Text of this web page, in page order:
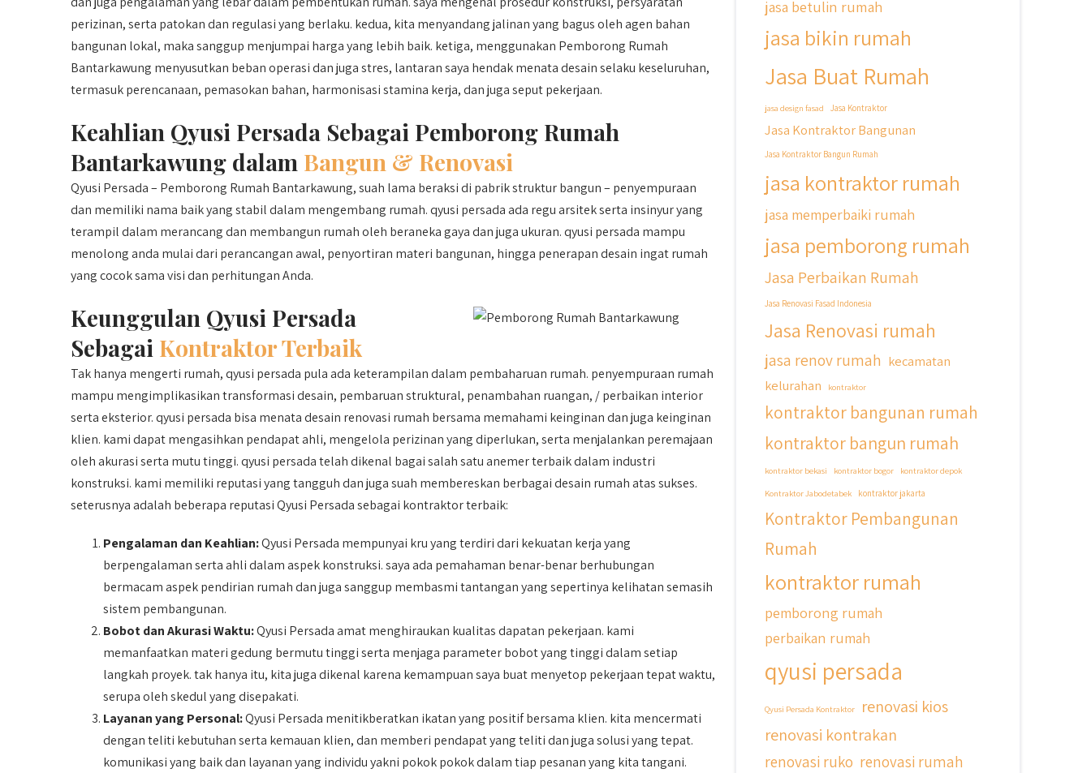
perizinan, serta patokan dan regulasi yang berlaku. kedua, kita menyandang jalinan yang bagus oleh agen bahan
bangunan lokal, maka sanggup menjumpai harga yang lebih baik. ketiga, menggunakan Pemborong Rumah
Bantarkawung menyusutkan beban operasi dan juga stres, lantaran saya hendak menata desain selaku keseluruhan,
termasuk perencanaan, pemasokan bahan, harmonisasi stamina kerja, dan juga seput pekerjaan.
Keahlian Qyusi Persada Sebagai Pemborong Rumah
Bantarkawung dalam Bangun & Renovasi
Qyusi Persada – Pemborong Rumah Bantarkawung, suah lama beraksi di pabrik struktur bangun – penyempuraan
dan memiliki nama baik yang stabil dalam mengembang rumah. qyusi persada ada regu arsitek serta insinyur yang
terampil dalam merancang dan membangun rumah oleh beraneka gaya dan juga ukuran. qyusi persada mampu
menolong anda mulai dari perancangan awal, penyortiran materi bangunan, hingga penerapan desain ingat rumah
yang cocok sama visi dan perhitungan Anda.
Keunggulan Qyusi Persada
Sebagai Kontraktor Terbaik
Tak hanya mengerti rumah, qyusi persada pula ada keterampilan dalam pembaharuan rumah. penyempuraan rumah
mampu mengimplikasikan transformasi desain, pembaruan struktural, penambahan ruangan, / perbaikan interior
serta eksterior. qyusi persada bisa menata desain renovasi rumah bersama memahami keinginan dan juga keinginan
klien. kami dapat mengasihkan pendapat ahli, mengelola perizinan yang diperlukan, serta menjalankan peremajaan
oleh akurasi serta mutu tinggi. qyusi persada telah dikenal bagai salah satu anemer terbaik dalam industri
konstruksi. kami memiliki reputasi yang tangguh dan juga suah membereskan berbagai desain rumah atas sukses.
seterusnya adalah beberapa reputasi Qyusi Persada sebagai kontraktor terbaik:
Pengalaman dan Keahlian:Qyusi Persada mempunyai kru yang terdiri dari kekuatan kerja yang
berpengalaman serta ahli dalam aspek konstruksi. saya ada pemahaman benar-benar berhubungan
bermacam aspek pendirian rumah dan juga sanggup membasmi tantangan yang sepertinya kelihatan semasih
sistem pembangunan.
Bobot dan Akurasi Waktu:Qyusi Persada amat menghiraukan kualitas dapatan pekerjaan. kami
memanfaatkan materi gedung bermutu tinggi serta menjaga parameter bobot yang tinggi dalam setiap
langkah proyek. tak hanya itu, kita juga dikenal karena kemampuan saya buat menyetop pekerjaan tepat waktu,
serupa oleh skedul yang disepakati.
Layanan yang Personal:Qyusi Persada menitikberatkan ikatan yang positif bersama klien. kita mencermati
dengan teliti kebutuhan serta kemauan klien, dan memberi pendapat yang teliti dan juga solusi yang tepat.
komunikasi yang baik dan layanan yang individu yakni pokok pokok dalam tiap pesanan yang kita tangani.
jasa betulin rumah
jasa bikin rumah
Jasa Buat Rumah
jasa design fasad Jasa Kontraktor
Jasa Kontraktor Bangunan
Jasa Kontraktor Bangun Rumah
jasa kontraktor rumah
jasa memperbaiki rumah
jasa pemborong rumah
Jasa Perbaikan Rumah
Jasa Renovasi Fasad Indonesia
Jasa Renovasi rumah
jasa renov rumah kecamatan
kelurahan
kontraktor
kontraktor bangunan rumah
kontraktor bangun rumah
kontraktor bekasi kontraktor bogor
kontraktor depok
Kontraktor Jabodetabek
kontraktor jakarta
Kontraktor Pembangunan
Rumah
kontraktor rumah
pemborong rumah
perbaikan rumah
qyusi persada
Qyusi Persada Kontraktor
renovasi kios
renovasi kontrakan
renovasi ruko renovasi rumah